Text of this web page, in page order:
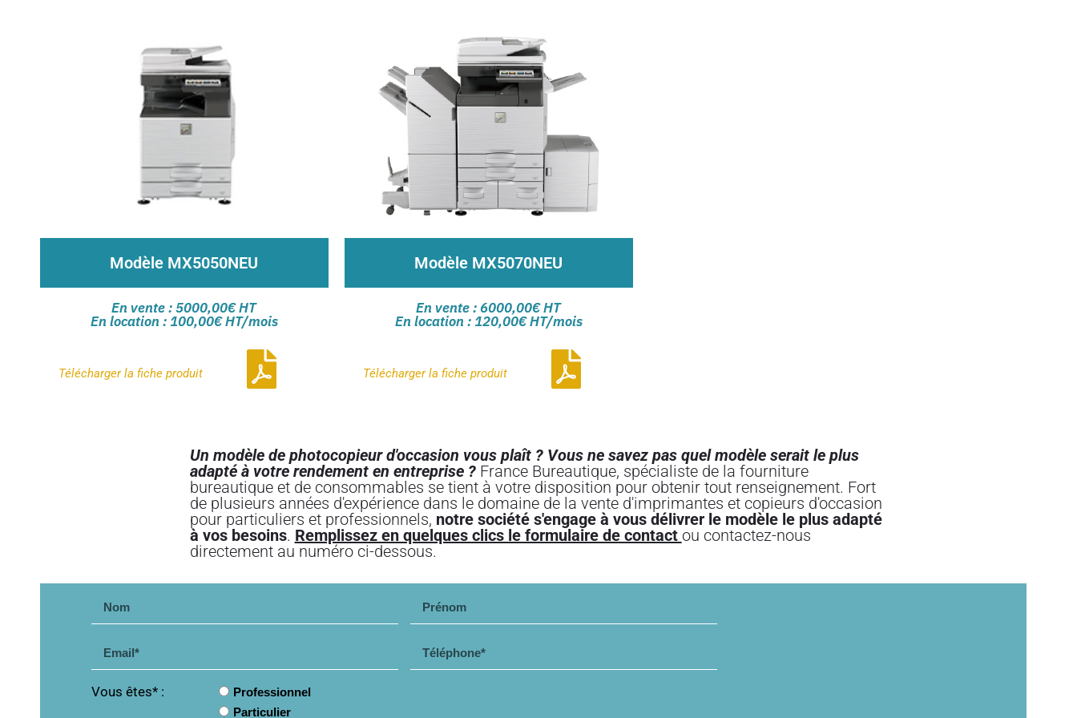
Copie, impression, numérisation, fax
Vitesse de traitement 50ppm en A4
Capacité de 650 à 6300 feuilles
Modèle MX5050NEU
En vente : 5000,00€ HT
En location : 100,00€ HT/mois
Télécharger lafiche produit
Système multifonction numérique couleur
Impression depuis clé USB, FTP distant ou
service Cloud pour travailler en équipe avec vos
Numérisation recto-verso simultanée (DSPF)
Modèle MX5070NEU
En vente : 6000,00€ HT
En location : 120,00€ HT/mois
Télécharger lafiche produit
Un modèle de photocopieur d'occasion vous plaît ? Vous ne savez pas quel modèle serait le plus
adapté à votre rendement en entreprise ?France Bureautique, spécialiste de la fourniture
bureautique et de consommables se tient à votre disposition pour obtenir tout renseignement. Fort
de plusieurs années d'expérience dans le domaine de la vente d'imprimantes et copieurs d'occasion
pour particuliers et professionnels, notre société s'engage à vous délivrer le modèle le plus adapté
à vos besoins. Remplissez en quelques clics le formulaire de contact ou contactez-nous
directement au numéro ci-dessous.
Vous êtes* :
Professionnel
Particulier